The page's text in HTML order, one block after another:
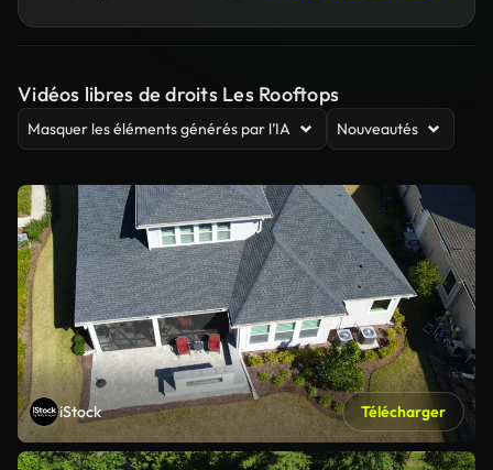
Vidéos libres de droits Les Rooftops
Masquer les éléments générés par l’IA Nouveautés
iStock Télécharger